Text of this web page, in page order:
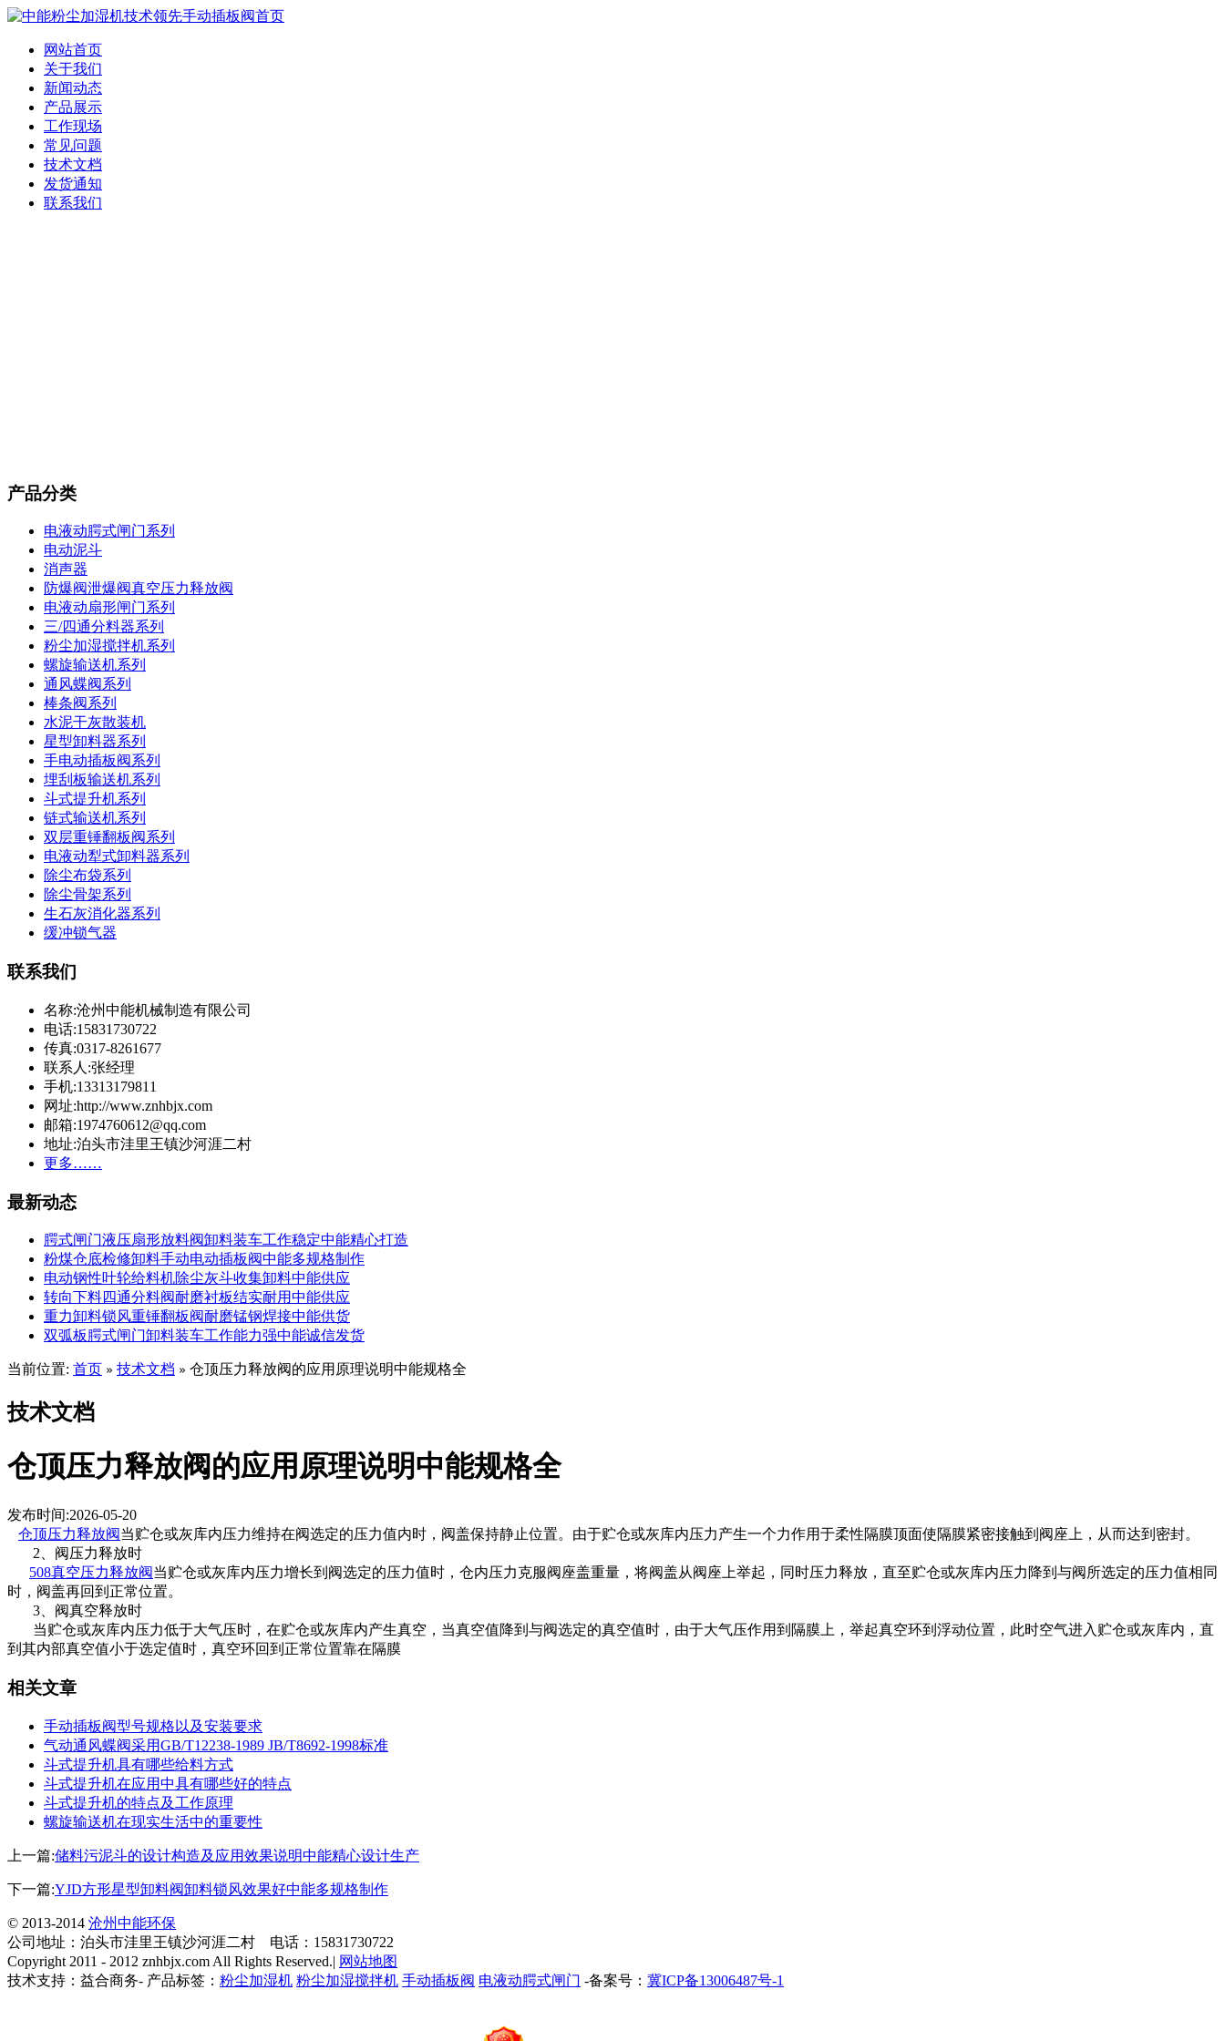
网站首页
关于我们
新闻动态
产品展示
工作现场
常见问题
技术文档
发货通知
联系我们
产品分类
电液动腭式闸门系列
电动泥斗
消声器
防爆阀泄爆阀真空压力释放阀
电液动扇形闸门系列
三/四通分料器系列
粉尘加湿搅拌机系列
螺旋输送机系列
通风蝶阀系列
棒条阀系列
水泥干灰散装机
星型卸料器系列
手电动插板阀系列
埋刮板输送机系列
斗式提升机系列
链式输送机系列
双层重锤翻板阀系列
电液动犁式卸料器系列
除尘布袋系列
除尘骨架系列
生石灰消化器系列
缓冲锁气器
联系我们
名称:沧州中能机械制造有限公司
电话:15831730722
传真:0317-8261677
联系人:张经理
手机:13313179811
网址:http://www.znhbjx.com
邮箱:1974760612@qq.com
地址:泊头市洼里王镇沙河涯二村
更多……
最新动态
腭式闸门液压扇形放料阀卸料装车工作稳定中能精心打造
粉煤仓底检修卸料手动电动插板阀中能多规格制作
电动钢性叶轮给料机除尘灰斗收集卸料中能供应
转向下料四通分料阀耐磨衬板结实耐用中能供应
重力卸料锁风重锤翻板阀耐磨锰钢焊接中能供货
双弧板腭式闸门卸料装车工作能力强中能诚信发货
当前位置: 首页 » 技术文档 » 仓顶压力释放阀的应用原理说明中能规格全
技术文档
仓顶压力释放阀的应用原理说明中能规格全
发布时间:2026-05-20
仓顶压力释放阀当贮仓或灰库内压力维持在阀选定的压力值内时，阀盖保持静止位置。由于贮仓或灰库内压力产生一个力作用于柔性隔膜顶面使隔膜紧密接触到阀座上，从而达到密封。
2、阀压力释放时
508真空压力释放阀当贮仓或灰库内压力增长到阀选定的压力值时，仓内压力克服阀座盖重量，将阀盖从阀座上举起，同时压力释放，直至贮仓或灰库内压力降到与阀所选定的压力值相同
时，阀盖再回到正常位置。
3、阀真空释放时
当贮仓或灰库内压力低于大气压时，在贮仓或灰库内产生真空，当真空值降到与阀选定的真空值时，由于大气压作用到隔膜上，举起真空环到浮动位置，此时空气进入贮仓或灰库内，直
到其内部真空值小于选定值时，真空环回到正常位置靠在隔膜
相关文章
手动插板阀型号规格以及安装要求
气动通风蝶阀采用GB/T12238-1989 JB/T8692-1998标准
斗式提升机具有哪些给料方式
斗式提升机在应用中具有哪些好的特点
斗式提升机的特点及工作原理
螺旋输送机在现实生活中的重要性
上一篇:储料污泥斗的设计构造及应用效果说明中能精心设计生产
下一篇:YJD方形星型卸料阀卸料锁风效果好中能多规格制作
© 2013-2014 沧州中能环保
公司地址：泊头市洼里王镇沙河涯二村 电话：15831730722
Copyright 2011 - 2012 znhbjx.com All Rights Reserved.| 网站地图
技术支持：益合商务- 产品标签： 粉尘加湿机 粉尘加湿搅拌机 手动插板阀 电液动腭式闸门 -备案号： 冀ICP备13006487号-1